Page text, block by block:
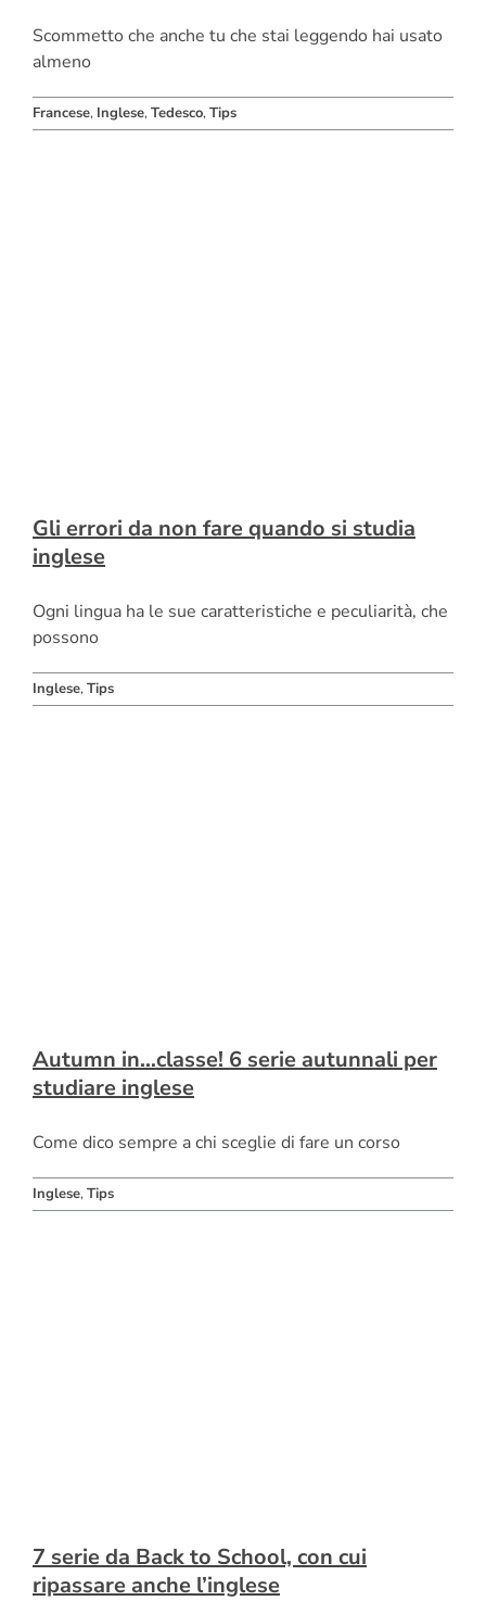
Scommetto che anche tu che stai leggendo hai usato
almeno
Francese, Inglese,Tedesco,Tips
Gli errori da non fare quando si studia
inglese
Ogni lingua ha le sue caratteristiche e peculiarità, che
possono
Inglese,Tips
Autumn in…classe! 6 serie autunnali per
studiare inglese
Come dico sempre a chi sceglie di fare un corso
Inglese,Tips
7 serie da Back to School, con cui
ripassare anche l’inglese